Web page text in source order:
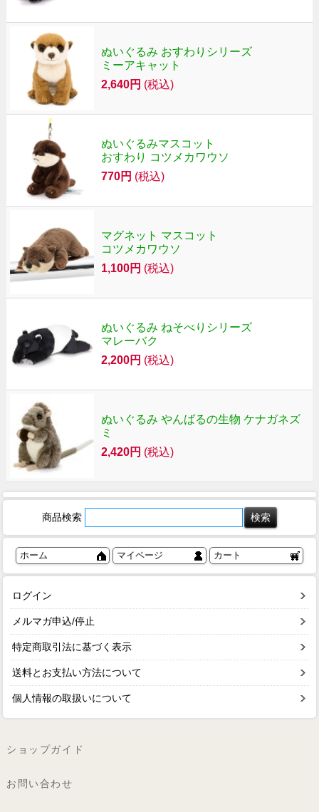
ぬいぐるみ おすわりシリーズ
ミーアキャット
2,640円 (税込)
ぬいぐるみマスコット
おすわり コツメカワウソ
770円 (税込)
マグネット マスコット
コツメカワウソ
1,100円 (税込)
ぬいぐるみ ねそべりシリーズ
マレーバク
2,200円 (税込)
ぬいぐるみ やんばるの生物 ケナガネズ
ミ
2,420円 (税込)
商品検索
ホーム マイページ カート
ログイン
メルマガ申込/停止
特定商取引法に基づく表示
送料とお支払い方法について
個人情報の取扱いについて
ショップガイド
お問い合わせ